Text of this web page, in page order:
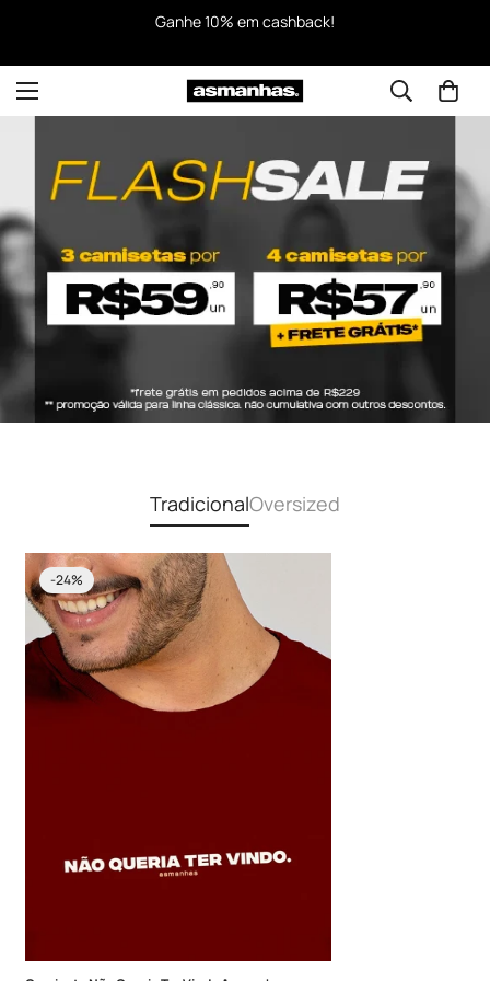
Ganhe 10% em cashback!
TradicionalOversized
-24%